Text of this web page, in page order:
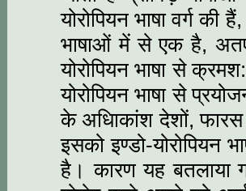
योरोपियन भाषा वर्ग की
भाषाओं में से एक है,
योरोपियन भाषा से
योरोपियन भाषा से
के अधिाकांश देशों,
इसको इण्डो-योरोपियन
है। कारण यह बतलाया